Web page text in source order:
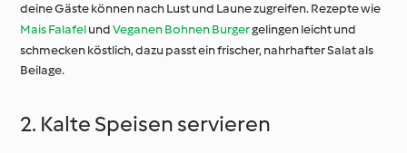
deine Gäste können nach Lust und Laune zugreifen. Rezepte wie
Mais FalafelundVeganen Bohnen Burgergelingen leicht und
schmecken köstlich, dazu passt ein frischer, nahrhafter Salat als
Beilage.
2. Kalte Speisen servieren